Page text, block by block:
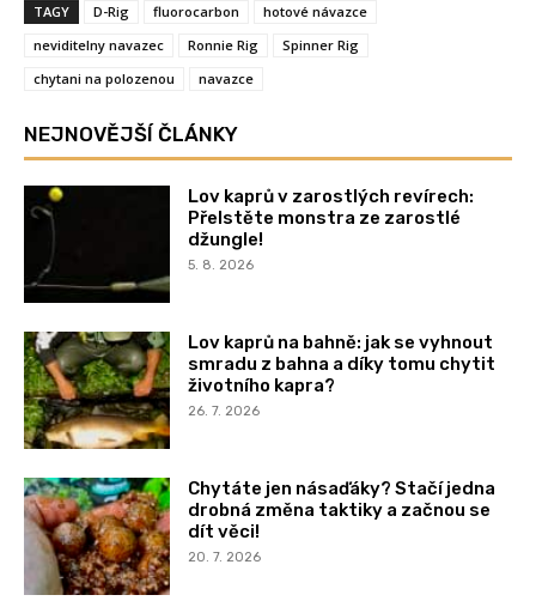
TAGY D-Rig fluorocarbon
hotové návazce
neviditelny navazec
Ronnie Rig
Spinner Rig
chytani na polozenou
navazce
NEJNOVĚJŠÍ ČLÁNKY
Lov kaprů v zarostlých revírech:
Přelstěte monstra ze zarostlé
džungle!
5. 8. 2026
Lov kaprů na bahně: jak se vyhnout
smradu z bahna a díky tomu chytit
životního kapra?
26. 7. 2026
Chytáte jen násaďáky? Stačí jedna
drobná změna taktiky a začnou se
dít věci!
20. 7. 2026